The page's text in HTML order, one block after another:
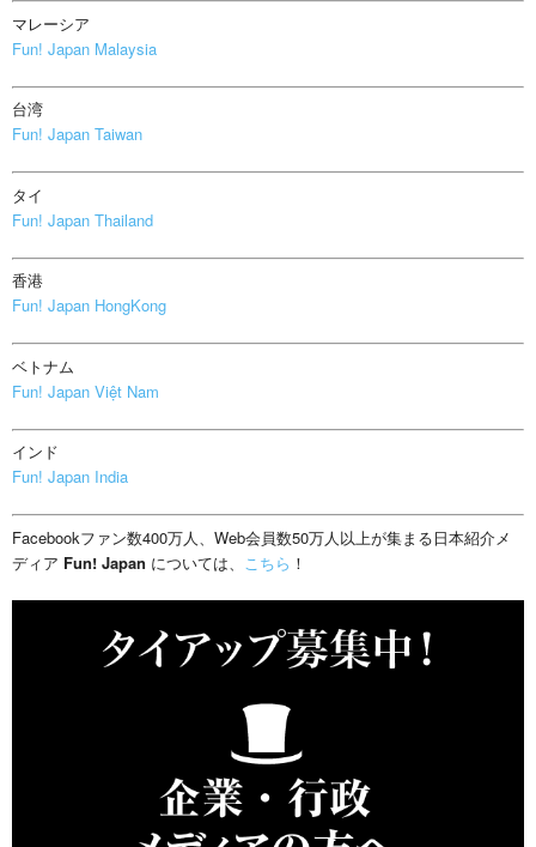
マレーシア
Fun! Japan Malaysia
台湾
Fun! Japan Taiwan
タイ
Fun! Japan Thailand
香港
Fun! Japan HongKong
ベトナム
Fun! Japan Việt Nam
インド
Fun! Japan India
Facebookファン数400万人、Web会員数50万人以上が集まる日本紹介メ
ディア Fun! Japan については、 こちら ！